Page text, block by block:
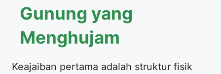
Gunung yang
Menghujam
Keajaiban pertama adalah struktur fisik